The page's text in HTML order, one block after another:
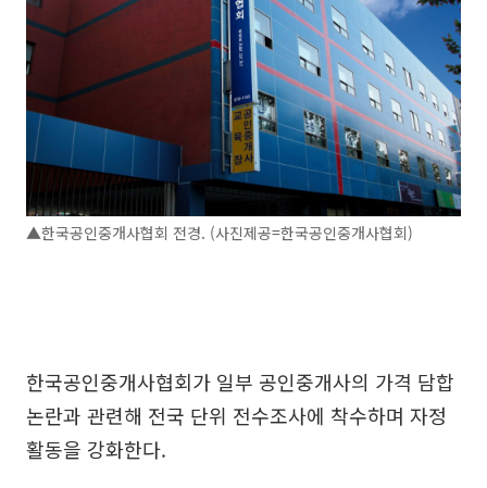
▲한국공인중개사협회 전경. (사진제공=한국공인중개사협회)
한국공인중개사협회가 일부 공인중개사의 가격 담합
논란과 관련해 전국 단위 전수조사에 착수하며 자정
활동을 강화한다.